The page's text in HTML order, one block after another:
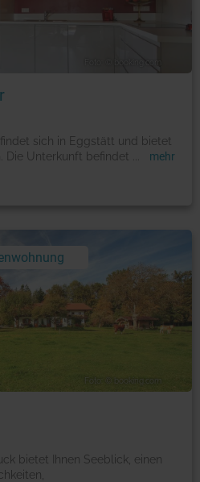
Foto: © booking.com
sich in Eggstätt und bietet
Die Unterkunft befindet
mehr
Foto: © booking.com
bietet Ihnen Seeblick, einen